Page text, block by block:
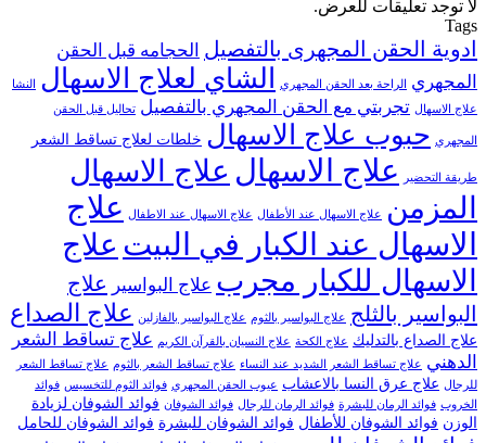
لا توجد تعليقات للعرض.
Tags
ادوية الحقن المجهرى بالتفصيل الحجامه قبل الحقن
المجهري
الراحة بعد الحقن المجهري الشاي لعلاج الاسهال النشا
علاج الاسهال تجربتي مع الحقن المجهري بالتفصيل تحاليل قبل الحقن
المجهري حبوب علاج الاسهال خلطات لعلاج تساقط الشعر
طريقة التحضير علاج الاسهال علاج الاسهال
المزمن
علاج الاسهال عند الأطفال علاج الاسهال عند الاطفال علاج
الاسهال عند الكبار في البيت علاج
الاسهال للكبار مجرب علاج البواسير علاج
البواسير بالثلج علاج البواسير بالثوم علاج البواسير بالفازلين علاج الصداع
علاج الصداع بالتدليك علاج الكحة علاج النسيان بالقرآن الكريم علاج تساقط الشعر
الدهني علاج تساقط الشعر الشديد عند النساء علاج تساقط الشعر بالثوم علاج تساقط الشعر
للرجال علاج عرق النسا بالاعشاب عيوب الحقن المجهري فوائد الثوم للتخسيس فوائد
الخروب فوائد الرمان للبشرة فوائد الرمان للرجال فوائد الشوفان فوائد الشوفان لزيادة
الوزن فوائد الشوفان للأطفال فوائد الشوفان للبشرة فوائد الشوفان للحامل